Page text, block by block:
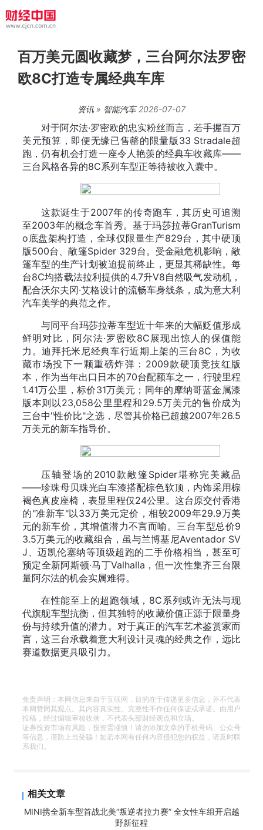
百万美元圆收藏梦，三台阿尔法罗密
欧8C打造专属经典车库
资讯 » 智能汽车2026-07-07
对于阿尔法·罗密欧的忠实粉丝而言，若手握百万
美元预算，即便无缘已售罄的限量版33 Stradale超
跑，仍有机会打造一座令人艳羡的经典车收藏库——
三台风格各异的8C系列车型正等待被收入囊中。
这款诞生于2007年的传奇跑车，其历史可追溯
至2003年的概念车首秀。基于玛莎拉蒂GranTurism
o底盘架构打造，全球仅限量生产829台，其中硬顶
版500台、敞篷Spider 329台。受金融危机影响，敞
篷车型的生产计划被迫提前终止，更显其稀缺性。每
台8C均搭载法拉利提供的4.7升V8自然吸气发动机，
配合沃尔夫冈·艾格设计的流畅车身线条，成为意大利
汽车美学的典范之作。
与同平台玛莎拉蒂车型近十年来的大幅贬值形成
鲜明对比，阿尔法·罗密欧8C展现出惊人的保值能
力。迪拜托米尼经典车行近期上架的三台8C，为收
藏市场投下一颗重磅炸弹：2009款硬顶竞技红版
本，作为当年出口日本的70台配额车之一，行驶里程
1.41万公里，标价31万美元；同年的摩纳哥蓝金属漆
版本则以23,058公里里程和29.5万美元的售价成为
三台中"性价比"之选，尽管其价格已超越2007年26.5
万美元的新车指导价。
压轴登场的2010款敞篷Spider堪称完美藏品
——珍珠母贝珠光白车漆搭配棕色软顶，内饰采用棕
褐色真皮座椅，表显里程仅24公里。这台原交付香港
的"准新车"以33万美元定价，相较2009年29.9万美
元的新车价，其增值潜力不言而喻。三台车型总价9
3.5万美元的收藏组合，虽与兰博基尼Aventador SV
J、迈凯伦塞纳等顶级超跑的二手价格相当，甚至可
预定全新阿斯顿·马丁Valhalla，但一次性集齐三台限
量阿尔法的机会实属难得。
在性能至上的超跑领域，8C系列或许无法与现
代旗舰车型抗衡，但其独特的收藏价值正源于限量身
份与持续升值的潜力。对于真正的汽车艺术鉴赏家而
言，这三台承载着意大利设计灵魂的经典之作，远比
赛道数据更具吸引力。
免责声明：本网信息来自于互联网，目的在于传递更多信息，并不代表
本网赞同其观点。其内容真实性、完整性不作任何保证或承诺。由用户
投稿，经过编辑审核收录，不代表头部财经观点和立场。
证券投资市场有风险，投资需谨慎！请勿添加文章的手机号码、公众号
等信息，谨防上当受骗！如若本网有任何内容侵犯您的权益，请及时联
系我们。
相关文章
MINI携全新车型首战北美“叛逆者拉力赛” 全女性车组开启越
野新征程